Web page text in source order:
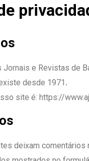
e Revistas de
desde 1971 .
site é: https://
deixam comentários